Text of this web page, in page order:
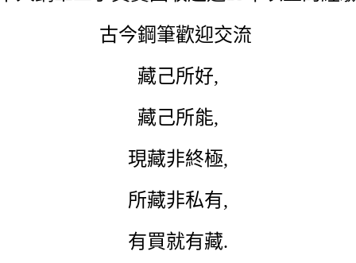
古今鋼筆歡迎交流
藏己所好,
藏己所能,
現藏非終極,
所藏非私有,
有買就有藏.